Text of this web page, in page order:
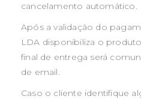
cancelamento automático.
Após a validação do
LDA disponibiliza o
final de entrega será
de email.
Caso o cliente identifique